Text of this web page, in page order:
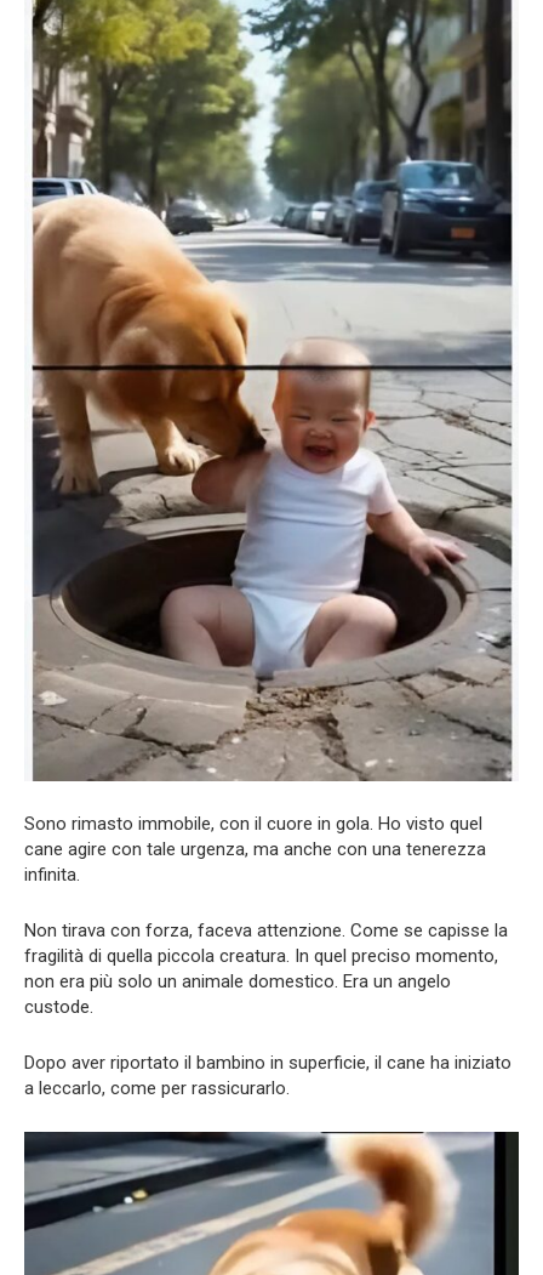
Sono rimasto immobile, con il cuore in gola. Ho visto quel
cane agire con tale urgenza, ma anche con una tenerezza
infinita.
Non tirava con forza, faceva attenzione. Come se capisse la
fragilità di quella piccola creatura. In quel preciso momento,
non era più solo un animale domestico. Era un angelo
custode.
Dopo aver riportato il bambino in superficie, il cane ha iniziato
a leccarlo, come per rassicurarlo.